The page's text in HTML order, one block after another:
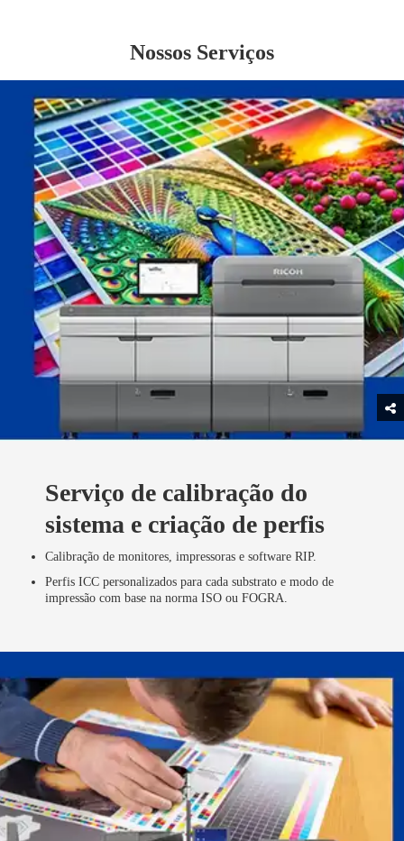
Nossos Serviços
Serviço de calibração do
sistema e criação de perfis
Calibração de monitores, impressoras e software RIP.
Perfis ICC personalizados para cada substrato e modo de
impressão com base na norma ISO ou FOGRA.